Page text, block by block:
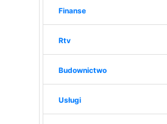
Finanse
Rtv
Budownictwo
Usługi